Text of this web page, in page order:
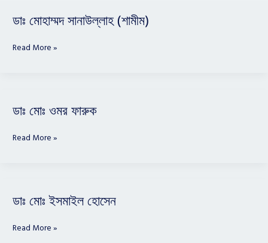
ডাঃ মোহাম্মদ সানাউল্লাহ (শামীম)
ডাঃ
মোহাম্মদ
সানাউল্লাহ
(শামীম)
Read More »
ডাঃ মোঃ ওমর ফারুক
ডাঃ
মোঃ
ওমর
ফারুক
Read More »
ডাঃ মোঃ ইসমাইল হোসেন
ডাঃ
মোঃ
ইসমাইল
হোসেন
Read More »